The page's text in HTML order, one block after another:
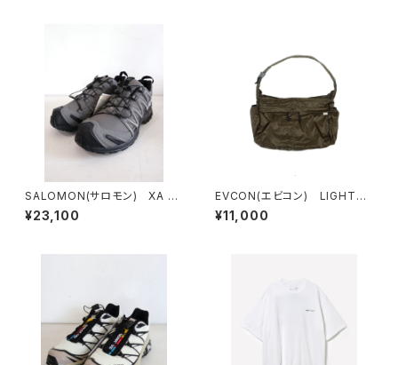
SALOMON(サロモン) XA P
RO 3D GORE-TEX
¥23,100
EVCON(エビコン) LIGHTW
EIGHT NYLON SHOULDER
BAG
¥11,000